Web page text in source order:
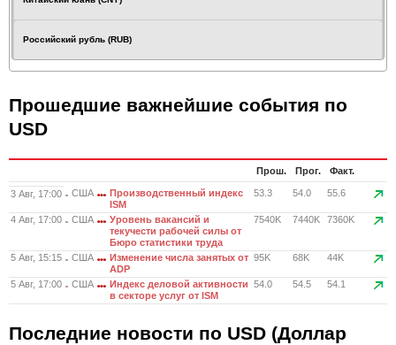
Российский рубль (RUB)
Прошедшие важнейшие события по
USD
Прош. Прог. Факт.
3 Авг, 17:00 США
Производственный индекс
ISM
53.3 54.0 55.6
4 Авг, 17:00 США
Уровень вакансий и
текучести рабочей силы от
Бюро статистики труда
7540K 7440K 7360K
5 Авг, 15:15 США
Изменение числа занятых от
ADP
95K 68K 44K
5 Авг, 17:00 США
Индекс деловой активности
в секторе услуг от ISM
54.0 54.5 54.1
Последние новости по USD (Доллар